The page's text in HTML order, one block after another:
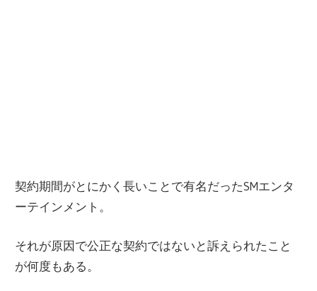
契約期間がとにかく長いことで有名だったSMエンタ
ーテインメント。
それが原因で公正な契約ではないと訴えられたこと
が何度もある。